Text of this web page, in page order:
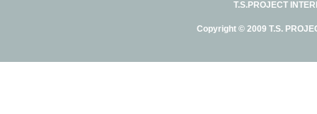
T.S.PROJECT
Copyright © 2009 T.S.